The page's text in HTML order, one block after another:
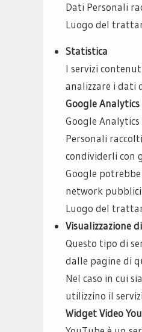
Dati Personali
Luogo del
Statistica
I servizi
analizzare i dati
Google Analytics
Google
Personali
condividerli con
Google
network
Luogo del
Visualizzazione
Questo tipo di
dalle pagine di
Nel caso in cui
utilizzino il
Widget Video